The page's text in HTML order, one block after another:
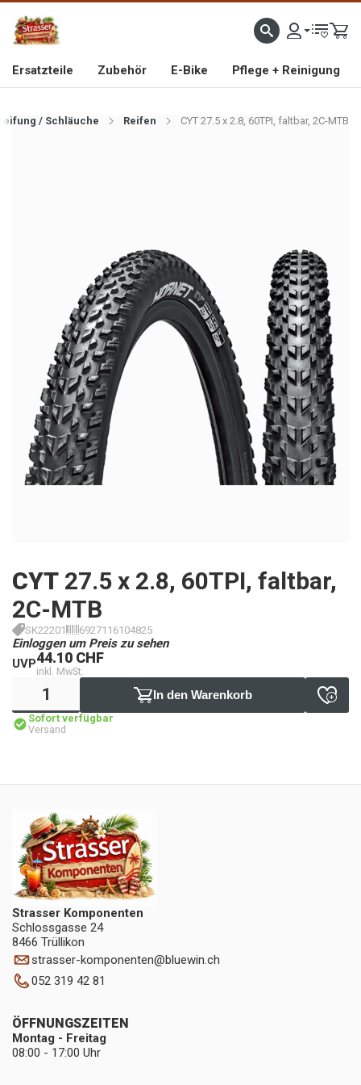
IMPORTEUR VON HOCHWERTIGEN FAHRRAD- UND MOFAERSATZTEILEN SEIT 1993
Ersatzteile Zubehör E-Bike Pflege + Reinigung
/ Schläuche Reifen CYT 27.5 x 2.8, 60TPI, faltbar, 2C-MTB
CYT 27.5 x 2.8, 60TPI, faltbar,
2C-MTB
SK22201 6927116104825
Einloggen um Preis zu sehen
UVP44.10 CHF
inkl. MwSt.
In den Warenkorb
Sofort verfügbar
Versand
Strasser Komponenten
Schlossgasse 24
8466 Trüllikon
strasser-komponenten@bluewin.ch
052 319 42 81
ÖFFNUNGSZEITEN
Montag - Freitag
08:00 - 17:00 Uhr